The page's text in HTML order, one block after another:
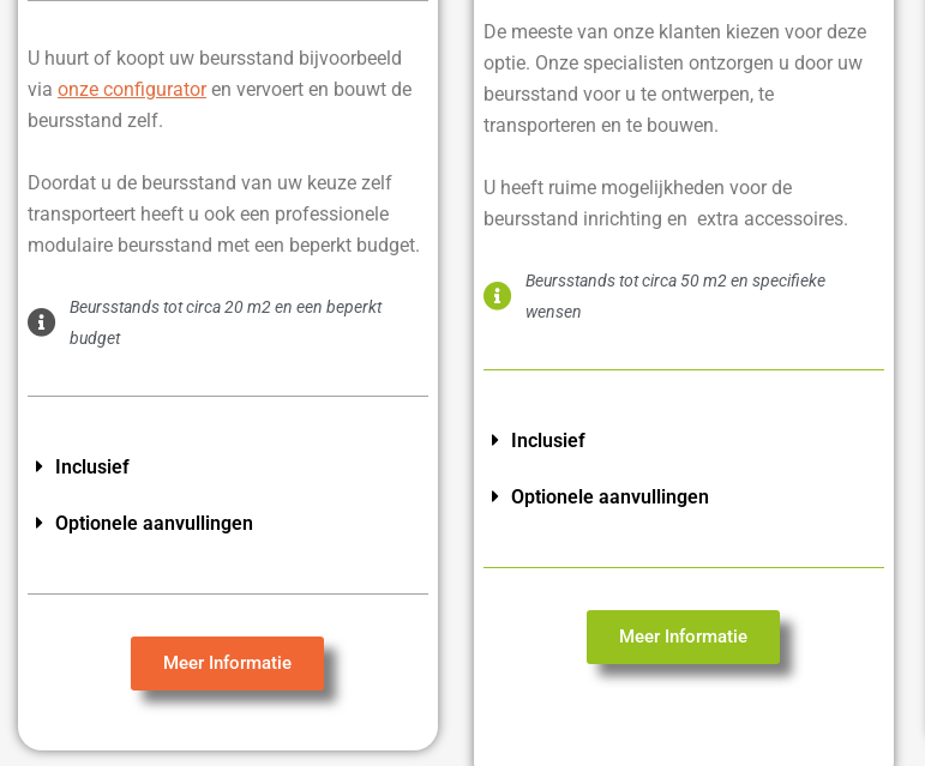
U huurt of koopt uw beursstand bijvoorbeeld
via onze configuratoren vervoert en bouwt de
beursstand zelf.
Doordat u de beursstand van uw keuze zelf
transporteert heeft u ook een professionele
modulaire beursstand met een beperkt budget.
Beursstands tot circa 20 m2 en een beperkt
budget
Inclusief
Optionele aanvullingen
Meer Informatie
De meeste van onze klanten kiezen voor deze
optie. Onze specialisten ontzorgen u door uw
beursstand voor u te ontwerpen, te
transporteren en te bouwen.
U heeft ruime mogelijkheden voor de
beursstand inrichting en extra accessoires.
Beursstands tot circa 50 m2 en specifieke
wensen
Inclusief
Optionele aanvullingen
Meer Informatie